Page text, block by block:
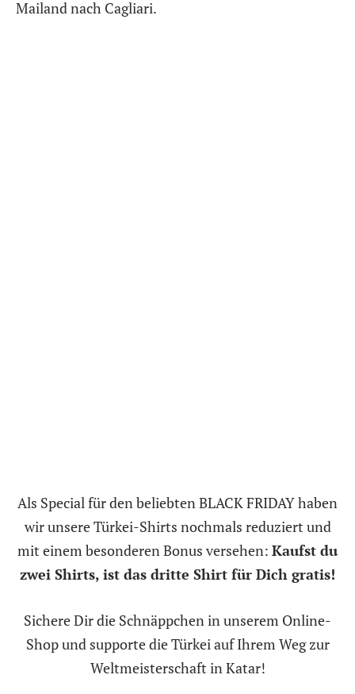
Mailand nach Cagliari.
Als Special für den beliebten BLACK FRIDAY haben
wir unsere Türkei-Shirts nochmals reduziert und
mit einem besonderen Bonus versehen: Kaufst du
zwei Shirts, ist das dritte Shirt für Dich gratis!
Sichere Dir die Schnäppchen in unserem Online-
Shop und supporte die Türkei auf Ihrem Weg zur
Weltmeisterschaft in Katar!